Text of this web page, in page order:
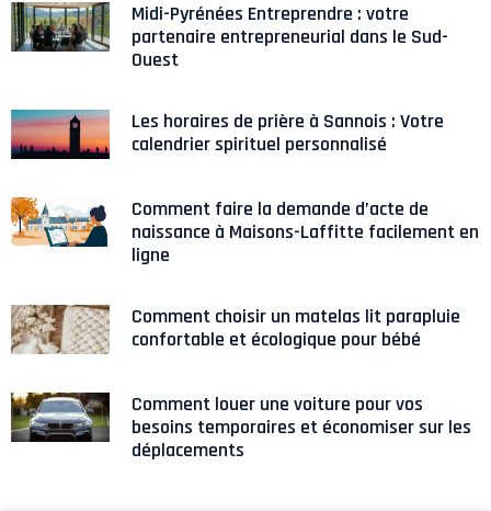
Midi-Pyrénées Entreprendre : votre
partenaire entrepreneurial dans le Sud-
Ouest
Les horaires de prière à Sannois : Votre
calendrier spirituel personnalisé
Comment faire la demande d’acte de
naissance à Maisons-Laffitte facilement en
ligne
Comment choisir un matelas lit parapluie
confortable et écologique pour bébé
Comment louer une voiture pour vos
besoins temporaires et économiser sur les
déplacements